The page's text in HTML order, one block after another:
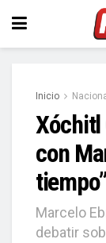
Inicio
Xóchitl
con
Marcelo
debatir